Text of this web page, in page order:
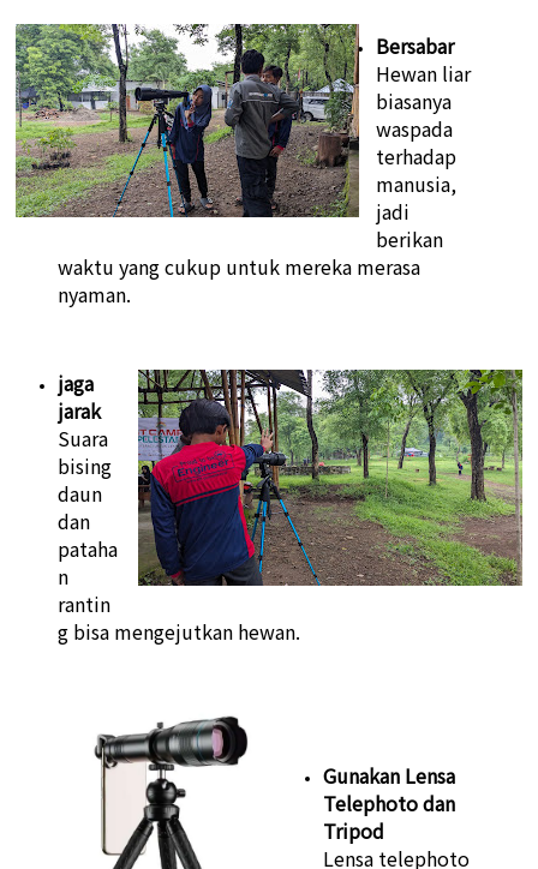
Bersabar
Hewan liar
biasanya
waspada
terhadap
manusia,
jadi
berikan
waktu yang cukup untuk mereka merasa
nyaman.
jaga
jarak
Suara
bising
daun
dan
pataha
n
rantin
g bisa mengejutkan hewan.
Gunakan Lensa
Telephoto dan
Tripod
Lensa telephoto